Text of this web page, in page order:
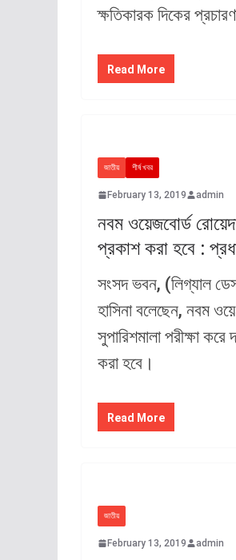
ক্ষতিকারক দিকের
Read More
জাতীয় শীর্ষ খবর
February 13, 2019 admin
নবম ওয়েজবোর্ড
প্রকাশ করা হবে :
সংসদ ভবন, (লিগ্যাল
হাসিনা বলেছেন, নবম
সুপারিশমালা পরীক্ষা
করা হবে।
Read More
জাতীয়
February 13, 2019 admin